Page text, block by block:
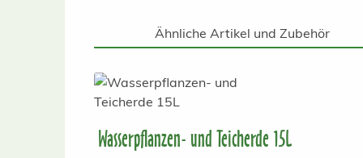
Ähnliche Artikel und Zubehör
Produktgalerie überspringen
Wasserpflanzen- und Teicherde 15L